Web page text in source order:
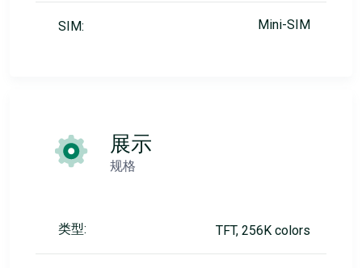
SIM: Mini-SIM
展示
规格
类型: TFT, 256K colors